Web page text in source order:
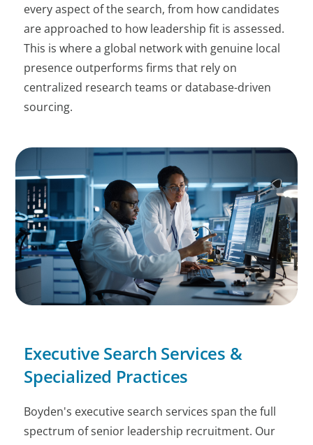
every aspect of the search, from how candidates
are approached to how leadership fit is assessed.
This is where a global network with genuine local
presence outperforms firms that rely on
centralized research teams or database-driven
sourcing.
Executive Search Services &
Specialized Practices
Boyden's executive search services span the full
spectrum of senior leadership recruitment. Our